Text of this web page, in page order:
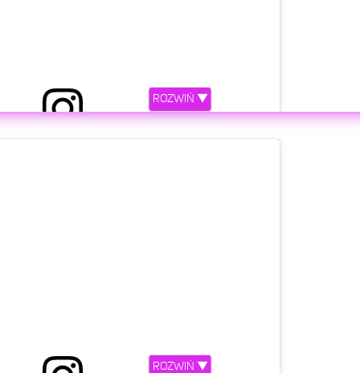
przez Stanisław Rozenek (@s_rozenek)
ROZWIŃ ▼
ROZWIŃ ▼